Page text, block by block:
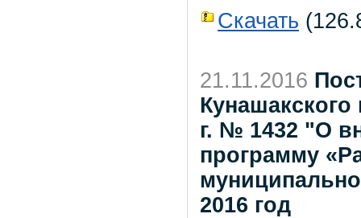
Скачать
21.11.2016
Кунашакского
г. № 1432 "О
программу
2016 год